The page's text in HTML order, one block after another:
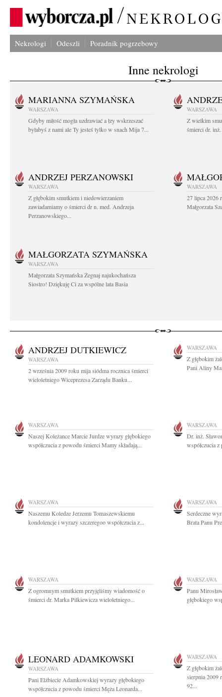
Nekrologi Odeszli Poradnik pogrzebowy
Inne nekrologi
MARIANNA SZYMAŃSKA
WARSZAWA
Gdyby miłość mogła uzdrawiać a łzy wskrzeszać
byłabyś z nami ale Ty jesteś tylko w snach Mija 7...
WARSZAWA
Z wielkim
śmierci dr.
ANDRZEJ PERZANOWSKI
WARSZAWA
Z głębokim smutkiem i niedowierzaniem
zawiadamiamy o śmierci dr n. med. Andrzeja
Perzanowskiego...
WARSZAWA
27 lipca 2026
Małgorzata
MAŁGORZATA SZYMAŃSKA
WARSZAWA
Małgorzata Szymańska Żegnaj najukochańsza
Siostro! Dziękuję Ci za wspólne lata Basia
ANDRZEJ DUTKIEWICZ
WARSZAWA
2 września 2009 roku mija siódma rocznica śmierci
wieloletniego Wiceprezesa Zarządu Banku...
WARSZAWA
Z głębokim
Pani Aliny
WARSZAWA
Naszej Koleżance Marcie Jurdze wyrazy głębokiego
współczucia z powodu śmierci Mamy składają...
WARSZAWA
Dr. inż.
współczucia
WARSZAWA
Naszemu Koledze Jerzemu Tomaszewskiemu
kondolencje i wyrazy szczeregoo współczucia z...
WARSZAWA
Serdeczne
Brata Panu
WARSZAWA
Z ogromnym smutkiem przyjęliśmy wiadomość o
śmierci dr. Marka Pilkiewicza wieloletniego...
WARSZAWA
Panu
głębokiego
LEONARD ADAMKOWSKI
WARSZAWA
Pani Elżbiecie Adamkowskiej wyrazy głębokiego
współczucia z powodu śmierci Męża Leonarda...
WARSZAWA
Z głębokim
sierpnia 2009
92...